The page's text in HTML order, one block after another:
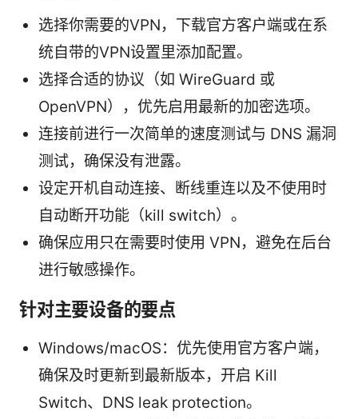
选择你需要的VPN，下载官方客户端或在系
统自带的VPN设置里添加配置。
选择合适的协议（如 WireGuard 或
OpenVPN），优先启用最新的加密选项。
连接前进行一次简单的速度测试与 DNS 漏洞
测试，确保没有泄露。
设定开机自动连接、断线重连以及不使用时
自动断开功能（kill switch）。
确保应用只在需要时使用 VPN，避免在后台
进行敏感操作。
针对主要设备的要点
Windows/macOS：优先使用官方客户端，
确保及时更新到最新版本，开启 Kill
Switch、DNS leak protection。